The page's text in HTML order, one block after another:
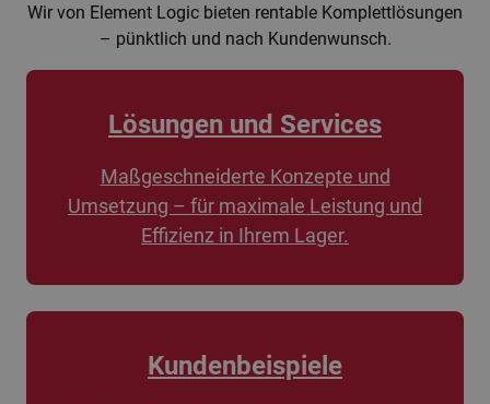
Wir von Element Logic bieten rentable Komplettlösungen
– pünktlich und nach Kundenwunsch.
Lösungen und Services
Maßgeschneiderte Konzepte und
Umsetzung – für maximale Leistung und
Effizienz in Ihrem Lager.
Kundenbeispiele